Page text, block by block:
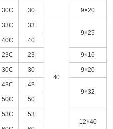
30C 30 9×20
33C 33
40
9×25
40C
40
23C 23 9×16
30C 30 9×20
43C
43
9×32
50C
50
53C
53
12×40